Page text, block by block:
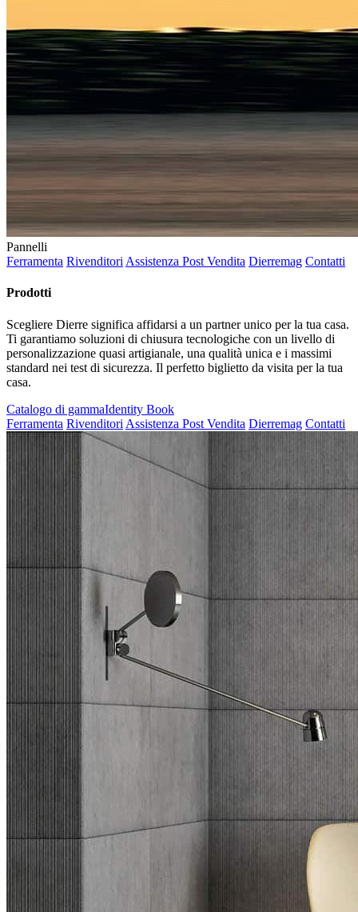
Pannelli
Ferramenta Rivenditori Assistenza Post Vendita Dierremag Contatti
Prodotti
Scegliere Dierre significa affidarsi a un partner unico per la tua casa.
Ti garantiamo soluzioni di chiusura tecnologiche con un livello di
personalizzazione quasi artigianale, una qualità unica e i massimi
standard nei test di sicurezza. Il perfetto biglietto da visita per la tua
casa.
Catalogo di gammaIdentity Book
Ferramenta Rivenditori Assistenza Post Vendita Dierremag Contatti